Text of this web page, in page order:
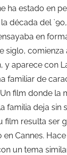
ha estado en
década del
en
siglo, comienza
y aparece con
familiar de
film donde la
familia deja sin
film resulta ser
en Cannes.
un tema